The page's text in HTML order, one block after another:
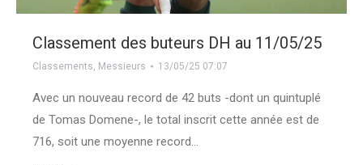
Classement des buteurs DH au 11/05/25
Classements, Messieurs 13/05/25 07:07
Avec un nouveau record de 42 buts -dont un quintuplé
de Tomas Domene-, le total inscrit cette année est de
716, soit une moyenne record…